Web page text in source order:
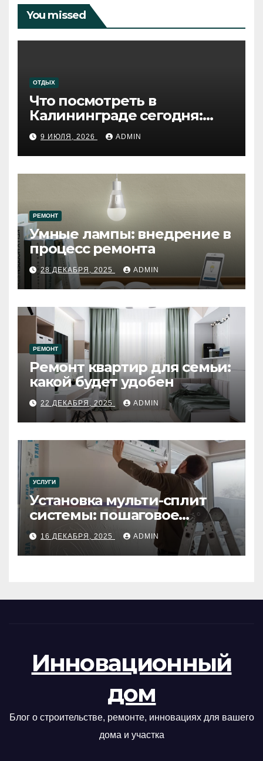
You missed
ОТДЫХ
Что посмотреть в
Калининграде сегодня:
путеводитель по самому
западному городу России
9 ИЮЛЯ, 2026 ADMIN
РЕМОНТ
Умные лампы: внедрение в
процесс ремонта
28 ДЕКАБРЯ, 2025 ADMIN
РЕМОНТ
Ремонт квартир для семьи:
какой будет удобен
22 ДЕКАБРЯ, 2025 ADMIN
УСЛУГИ
Установка мульти-сплит
системы: пошаговое
руководство
16 ДЕКАБРЯ, 2025 ADMIN
Инновационный
дом
Блог о строительстве, ремонте, инновациях для вашего
дома и участка